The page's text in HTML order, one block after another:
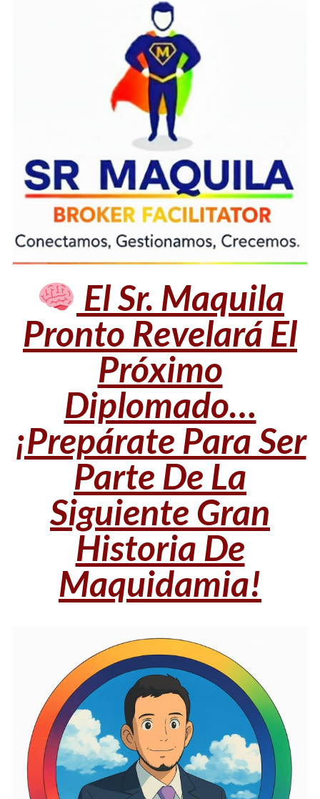
El Sr. Maquila
Pronto Revelará El
Próximo
Diplomado…
¡Prepárate Para Ser
Parte De La
Siguiente Gran
Historia De
Maquidamia!